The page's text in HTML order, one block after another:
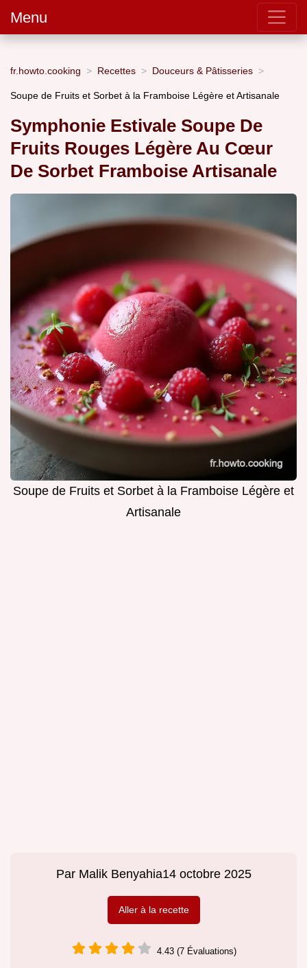
Menu
fr.howto.cooking Recettes Douceurs & Pâtisseries
Soupe de Fruits et Sorbet à la Framboise Légère et Artisanale
Symphonie Estivale Soupe De
Fruits Rouges Légère Au Cœur
De Sorbet Framboise Artisanale
Soupe de Fruits et Sorbet à la Framboise Légère et
Artisanale
Par Malik Benyahia14 octobre 2025
Aller à la recette
4.43 (7 Évaluations)